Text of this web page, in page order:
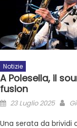
Notizie
A Polesella, il
fusion
23 Luglio 2025
Una serata da brividi